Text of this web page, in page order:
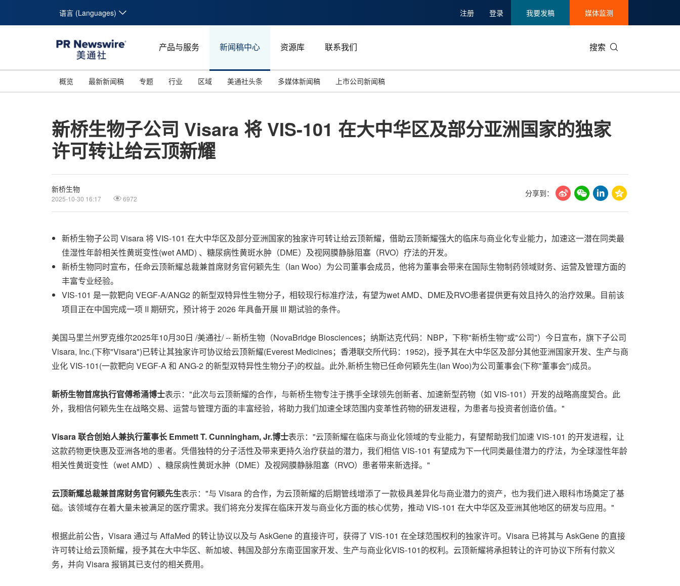
语言 (Languages) 注册 登录 我要发稿 媒体监测
产品与服务 新闻稿中心 资源库 联系我们 搜索
概览 最新新闻稿 专题
投资并购
碳中和
行业
能源化工与环保
娱乐时尚与艺术
区域
马来西亚
新加坡
美通社头条 多媒体新闻稿 上市公司新闻稿
新桥生物子公司 Visara 将 VIS-101 在大中华区及部分亚洲国家的独家
许可转让给云顶新耀
新桥生物
2025-10-30 16:17 6972
分享到：
新桥生物子公司 Visara 将 VIS-101 在大中华区及部分亚洲国家的独家许可转让给云顶新耀，借助云顶新耀强大的临床与商业化专业能力，加速这一潜在同类最
佳湿性年龄相关性黄斑变性(wet AMD) 、糖尿病性黄斑水肿（DME）及视网膜静脉阻塞（RVO）疗法的开发。
新桥生物同时宣布，任命云顶新耀总裁兼首席财务官何颖先生（Ian Woo）为公司董事会成员，他将为董事会带来在国际生物制药领域财务、运营及管理方面的
丰富专业经验。
VIS-101 是一款靶向 VEGF-A/ANG2 的新型双特异性生物分子，相较现行标准疗法，有望为wet AMD、DME及RVO患者提供更有效且持久的治疗效果。目前该
项目正在中国完成一项 II 期研究，预计将于 2026 年具备开展 III 期试验的条件。
美国马里兰州罗克维尔2025年10月30日 /美通社/ -- 新桥生物（NovaBridge Biosciences；纳斯达克代码：NBP，下称"新桥生物"或"公司"）今日宣布，旗下子公司
Visara, Inc.(下称"Visara")已转让其独家许可协议给云顶新耀(Everest Medicines；香港联交所代码：1952)，授予其在大中华区及部分其他亚洲国家开发、生产与商
业化 VIS-101(一款靶向 VEGF-A 和 ANG-2 的新型双特异性生物分子)的权益。此外,新桥生物已任命何颖先生(Ian Woo)为公司董事会(下称"董事会")成员。
新桥生物首席执行官傅希涌博士表示："此次与云顶新耀的合作，与新桥生物专注于携手全球领先创新者、加速新型药物（如 VIS-101）开发的战略高度契合。此
外，我相信何颖先生在战略交易、运营与管理方面的丰富经验，将助力我们加速全球范围内变革性药物的研发进程，为患者与投资者创造价值。"
Visara 联合创始人兼执行董事长Emmett T. Cunningham, Jr.博士表示："云顶新耀在临床与商业化领域的专业能力，有望帮助我们加速 VIS-101 的开发进程，让
这款药物更快惠及亚洲各地的患者。凭借独特的分子活性及带来更持久治疗获益的潜力，我们相信 VIS-101 有望成为下一代同类最佳潜力的疗法，为全球湿性年龄
相关性黄斑变性（wet AMD）、糖尿病性黄斑水肿（DME）及视网膜静脉阻塞（RVO）患者带来新选择。"
云顶新耀总裁兼首席财务官何颖先生表示："与 Visara 的合作，为云顶新耀的后期管线增添了一款极具差异化与商业潜力的资产，也为我们进入眼科市场奠定了基
础。该领域存在着大量未被满足的医疗需求。我们将充分发挥在临床开发与商业化方面的核心优势，推动 VIS-101 在大中华区及亚洲其他地区的研发与应用。"
根据此前公告，Visara 通过与 AffaMed 的转让协议以及与 AskGene 的直接许可，获得了 VIS-101 在全球范围权利的独家许可。Visara 已将其与 AskGene 的直接
许可转让给云顶新耀，授予其在大中华区、新加坡、韩国及部分东南亚国家开发、生产与商业化VIS-101的权利。云顶新耀将承担转让的许可协议下所有付款义
务，并向 Visara 报销其已支付的相关费用。